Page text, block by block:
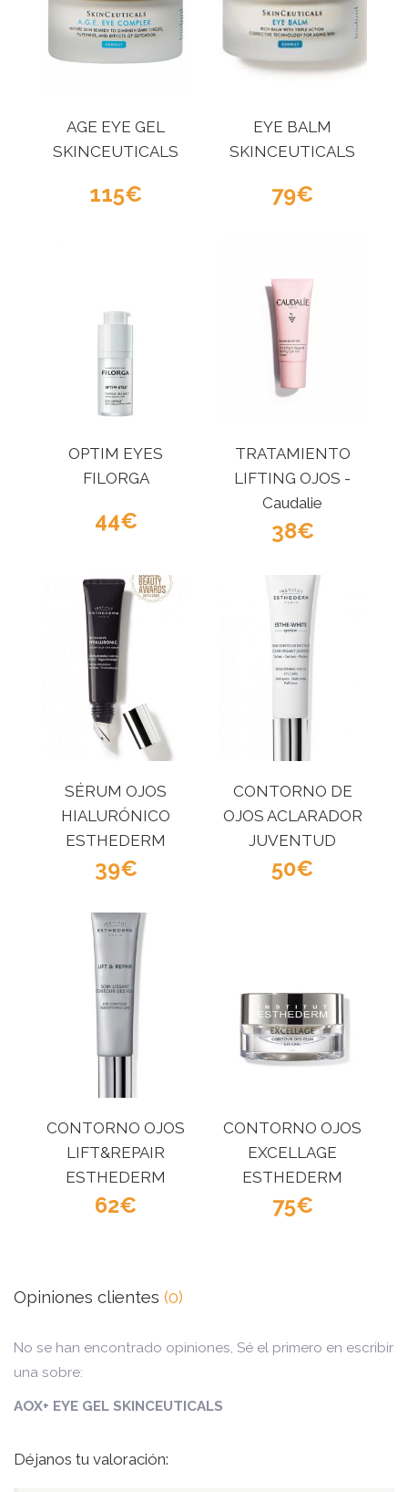
AGE EYE GEL
SKINCEUTICALS
115
EYE BALM
SKINCEUTICALS
79
OPTIM EYES
FILORGA
44
TRATAMIENTO
LIFTING OJOS -
Caudalie
38
SÉRUM OJOS
HIALURÓNICO
ESTHEDERM
39
CONTORNO DE
OJOS ACLARADOR
JUVENTUD
ESTHEDERM
50
CONTORNO OJOS
LIFT&REPAIR
ESTHEDERM
62
CONTORNO OJOS
EXCELLAGE
ESTHEDERM
75
Opiniones clientes (0)
No se han encontrado opiniones, Sé el primero en escribir
una sobre:
AOX+ EYE GEL SKINCEUTICALS
Déjanos tu valoración: